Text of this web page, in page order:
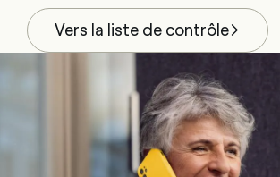
Vers la liste de contrôle